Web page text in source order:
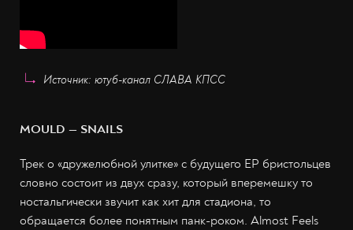
Источник: ютуб-канал СЛАВА КПСС
MOULD — SNAILS
Трек о «дружелюбной улитке» с будущего EP бристольцев
словно состоит из двух сразу, который вперемешку то
ностальгически звучит как хит для стадиона, то
обращается более понятным панк-роком. Almost Feels